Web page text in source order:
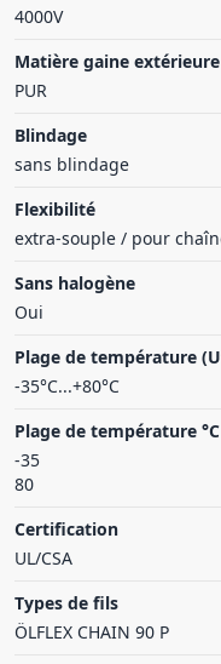
4000V
Matière gaine extérieure
PUR
Blindage
sans blindage
Flexibilité
extra-souple / pour
Sans halogène
Oui
Plage de température
-35°C...+80°C
Plage de température
-35
80
Certification
UL/CSA
Types de fils
ÖLFLEX CHAIN 90 P